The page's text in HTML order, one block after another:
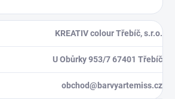
KREATIV colour Třebíč, s.r.o.
U Obůrky 953/7 67401 Třebíč
obchod@barvyartemiss.cz